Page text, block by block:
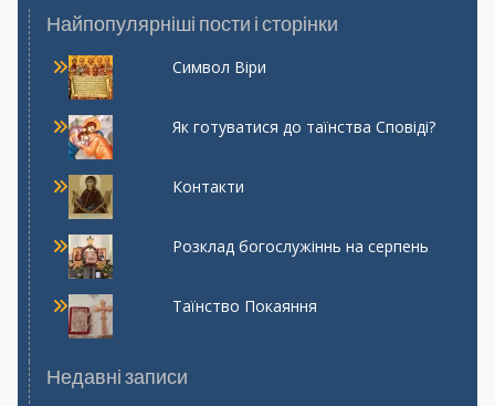
Найпопулярніші пости і сторінки
Символ Віри
Як готуватися до таїнства Сповіді?
Контакти
Розклад богослужіннь на серпень
Таїнство Покаяння
Недавні записи